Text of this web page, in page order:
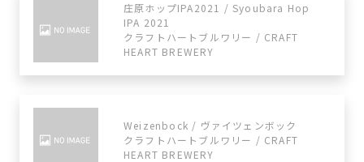
庄原ホップIPA2021 / Syoubara Hop
IPA 2021
クラフトハートブルワリー / CRAFT
HEART BREWERY
Weizenbock / ヴァイツェンボック
クラフトハートブルワリー / CRAFT
HEART BREWERY